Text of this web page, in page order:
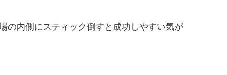
の内側にスティック倒すと成功しやすい気が